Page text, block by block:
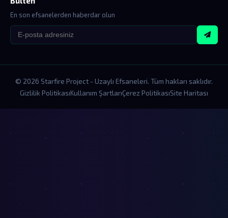
En son efsanelerden haberdar olun
© 2026 Starfire Project - Uzaylı Efsaneleri. Tüm hakları saklıdır.
Gizlilik PolitikasıKullanım ŞartlarıÇerez PolitikasıSite Haritası